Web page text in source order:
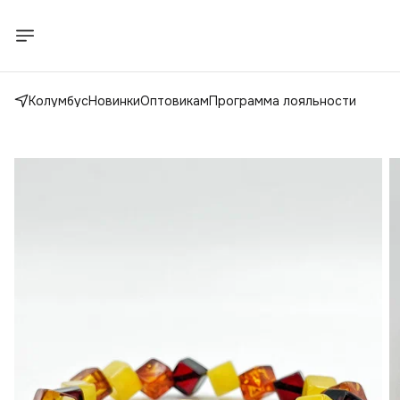
КолумбусНовинкиОптовикамПрограмма лояльности